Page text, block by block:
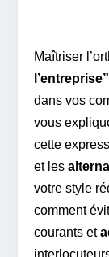
Maîtriser
l’entreprise”
dans vos
vous
cette
et les
votre style
comment
courants et